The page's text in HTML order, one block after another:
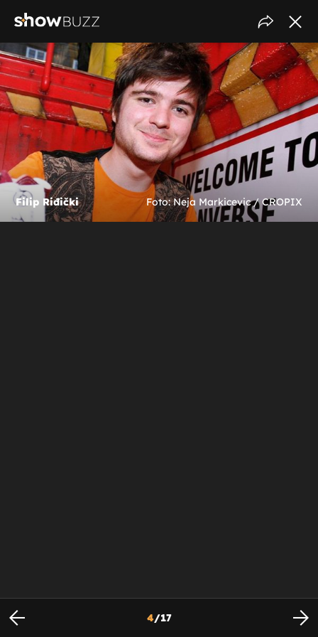
Filip Riđički Foto: Neja Markicevic / CROPIX
4/17